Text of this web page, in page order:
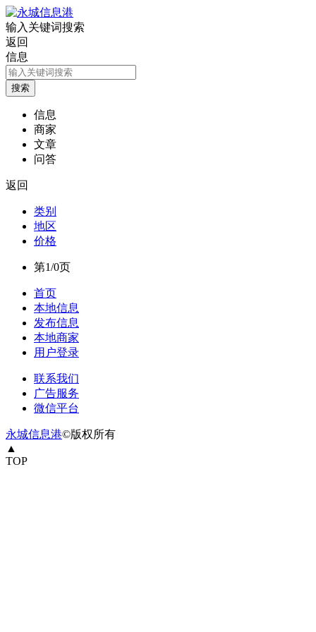
输入关键词搜索
返回
信息
信息
商家
文章
问答
返回
类别
地区
价格
第1/0页
首页
本地信息
发布信息
本地商家
用户登录
联系我们
广告服务
微信平台
永城信息港©版权所有
▲
TOP